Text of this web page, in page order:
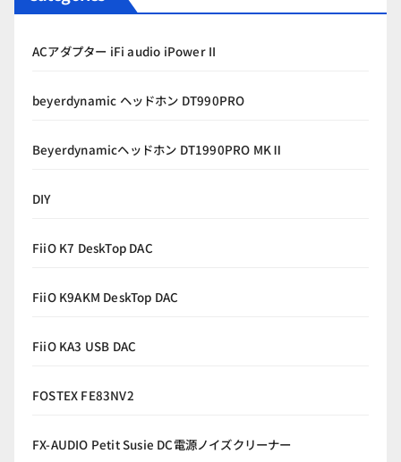
ACアダプター iFi audio iPower II
beyerdynamic ヘッドホン DT990PRO
Beyerdynamicヘッドホン DT1990PRO MKⅡ
DIY
FiiO K7 DeskTop DAC
FiiO K9AKM DeskTop DAC
FiiO KA3 USB DAC
FOSTEX FE83NV2
FX-AUDIO Petit Susie DC電源ノイズクリーナー